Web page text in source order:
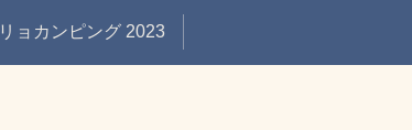
リョカンピング 2023